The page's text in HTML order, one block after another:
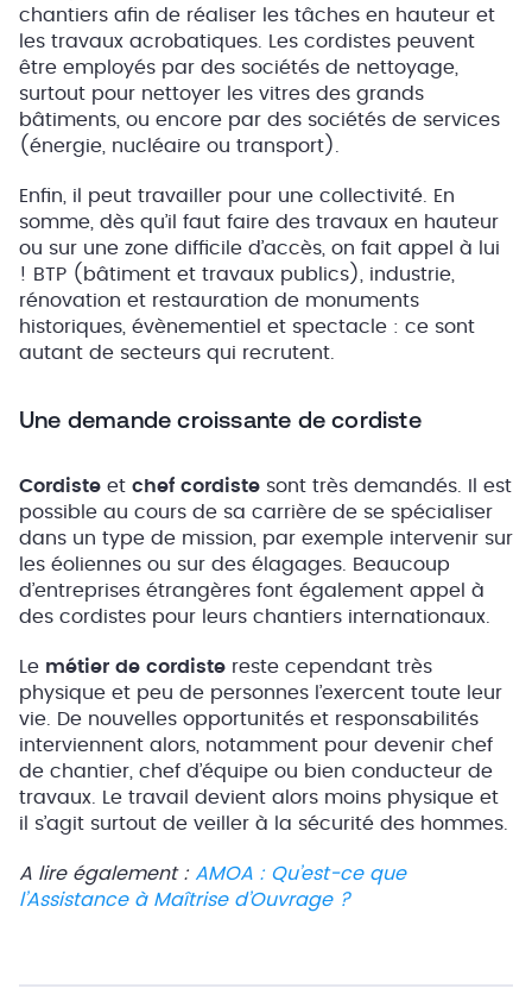
chantiers afin de réaliser les tâches en hauteur et
les travaux acrobatiques. Les cordistes peuvent
être employés par des sociétés de nettoyage,
surtout pour nettoyer les vitres des grands
bâtiments, ou encore par des sociétés de services
(énergie, nucléaire ou transport).
Enfin, il peut travailler pour une collectivité. En
somme, dès qu’il faut faire des travaux en hauteur
ou sur une zone difficile d’accès, on fait appel à lui
! BTP (bâtiment et travaux publics), industrie,
rénovation et restauration de monuments
historiques, évènementiel et spectacle : ce sont
autant de secteurs qui recrutent.
Une demande croissante de cordiste
Cordiste et chef cordiste sont très demandés. Il est
possible au cours de sa carrière de se spécialiser
dans un type de mission, par exemple intervenir sur
les éoliennes ou sur des élagages. Beaucoup
d’entreprises étrangères font également appel à
des cordistes pour leurs chantiers internationaux.
Le métier de cordiste reste cependant très
physique et peu de personnes l’exercent toute leur
vie. De nouvelles opportunités et responsabilités
interviennent alors, notamment pour devenir chef
de chantier, chef d’équipe ou bien conducteur de
travaux. Le travail devient alors moins physique et
il s’agit surtout de veiller à la sécurité des hommes.
A lire également : AMOA : Qu’est-ce que
l’Assistance à Maîtrise d’Ouvrage ?